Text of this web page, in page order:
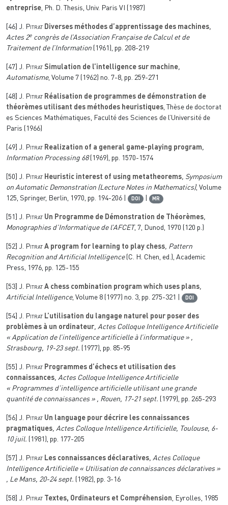
entreprise, Ph. D. Thesis, Univ. Paris VI (1987)
[46] J. Pitrat Diverses méthodes d’apprentissage des machines,
Actes 2e congrès de l’Association Française de Calcul et de
Traitement de l’Information (1961), pp. 208-219
[47] J. Pitrat Simulation de l’intelligence sur machine,
Automatisme, Volume 7 (1962) no. 7-8, pp. 259-271
[48] J. Pitrat Réalisation de programmes de démonstration de
théorèmes utilisant des méthodes heuristiques, Thèse de doctorat
es Sciences Mathématiques, Faculté des Sciences de l’Université de
Paris (1966)
[49] J. Pitrat Realization of a general game-playing program,
Information Processing 68(1969), pp. 1570-1574
[50] J. Pitrat Heuristic interest of using metatheorems, Symposium
on Automatic Demonstration (Lecture Notes in Mathematics), Volume
125, Springer, Berlin, 1970, pp. 194-206 | DOI | MR
[51] J. Pitrat Un Programme de Démonstration de Théorèmes,
Monographies d’Informatique de l’AFCET, 7, Dunod, 1970 (120 p.)
[52] J. Pitrat A program for learning to play chess, Pattern
Recognition and Artificial Intelligence(C. H. Chen, ed.), Academic
Press, 1976, pp. 125-155
[53] J. Pitrat A chess combination program which uses plans,
Artificial Intelligence, Volume 8 (1977) no. 3, pp. 275-321 | DOI
[54] J. Pitrat L’utilisation du langage naturel pour poser des
problèmes à un ordinateur, Actes Colloque Intelligence Artificielle
« Application de l’intelligence artificielle à l’informatique » ,
Strasbourg, 19-23 sept. (1977), pp. 85-95
[55] J. Pitrat Programmes d’échecs et utilisation des
connaissances, Actes Colloque Intelligence Artificielle
« Programmes d’intelligence artificielle utilisant une grande
quantité de connaissances » , Rouen, 17-21 sept. (1979), pp. 265-293
[56] J. Pitrat Un language pour décrire les connaissances
pragmatiques, Actes Colloque Intelligence Artificielle, Toulouse, 6-
10 juil. (1981), pp. 177-205
[57] J. Pitrat Les connaissances déclaratives, Actes Colloque
Intelligence Artificielle « Utilisation de connaissances déclaratives »
, Le Mans, 20-24 sept. (1982), pp. 3-16
[58] J. Pitrat Textes, Ordinateurs et Compréhension, Eyrolles, 1985